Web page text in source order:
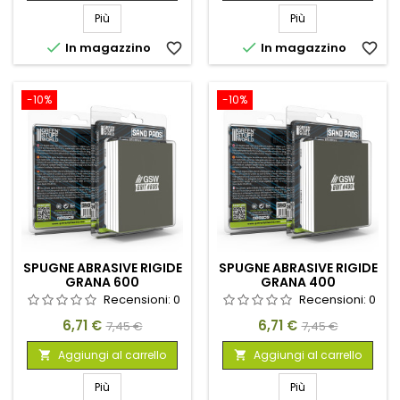
Più
 In magazzino favorite_border
Più
 In magazzino favorite_border
-10%
SPUGNE ABRASIVE RIGIDE
GRANA 600
Recensioni: 0
Prezzo
6,71 € Prezzo
base
7,45 €
 Aggiungi al carrello
Più
-10%
SPUGNE ABRASIVE RIGIDE
GRANA 400
Recensioni: 0
Prezzo
6,71 € Prezzo
base
7,45 €
 Aggiungi al carrello
Più